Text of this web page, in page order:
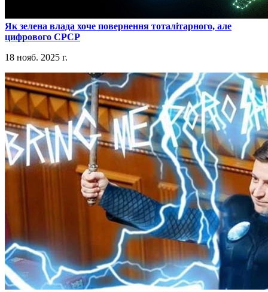
​Як зелена влада хоче повернення тоталітарного, але
цифрового СРСР
18 нояб. 2025 г.